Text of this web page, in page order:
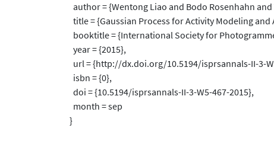
author = {Wentong Liao and Bodo Rosenhahn and
title = {Gaussian Process for Activity Modeling
booktitle = {International Society for
year = {2015},
url = {http://dx.doi.org/10.5194/isprsannals-II-3-
isbn = {0},
doi = {10.5194/isprsannals-II-3-W5-467-2015},
month = sep
}